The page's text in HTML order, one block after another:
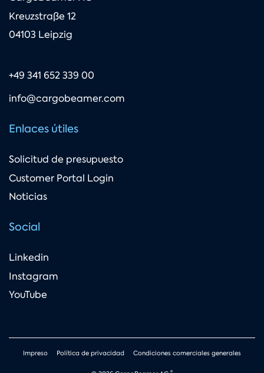
Kreuzstraße 12
04103 Leipzig
+49 341 652 339 00
info@cargobeamer.com
Enlaces útiles
Solicitud de presupuesto
Customer Portal Login
Noticias
Social
Linkedin
Instagram
YouTube
®
Impreso Política de privacidad Condiciones comerciales generales